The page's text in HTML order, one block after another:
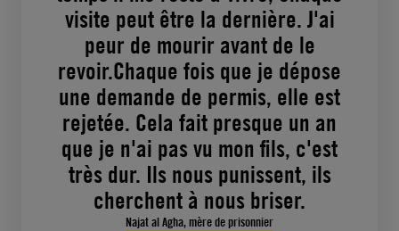
visite peut être la dernière. J'ai
peur de mourir avant de le
revoir.Chaque fois que je dépose
une demande de permis, elle est
rejetée. Cela fait presque un an
que je n'ai pas vu mon fils, c'est
très dur. Ils nous punissent, ils
cherchent à nous briser.
Najat al Agha, mère de prisonnier